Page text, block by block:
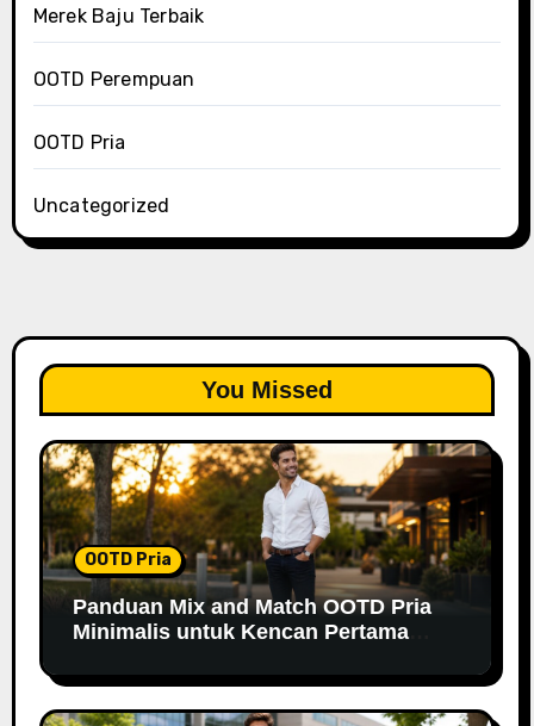
Merek Baju Terbaik
OOTD Perempuan
OOTD Pria
Uncategorized
You Missed
OOTD Pria
Panduan Mix and Match OOTD Pria
Minimalis untuk Kencan Pertama